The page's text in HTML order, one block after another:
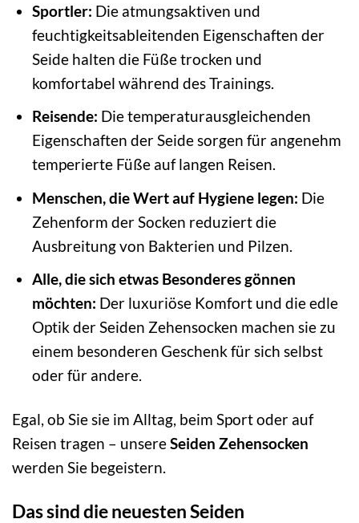
Sportler: Die atmungsaktiven und
feuchtigkeitsableitenden Eigenschaften der
Seide halten die Füße trocken und
komfortabel während des Trainings.
Reisende: Die temperaturausgleichenden
Eigenschaften der Seide sorgen für angenehm
temperierte Füße auf langen Reisen.
Menschen, die Wert auf Hygiene legen: Die
Zehenform der Socken reduziert die
Ausbreitung von Bakterien und Pilzen.
Alle, die sich etwas Besonderes gönnen
möchten: Der luxuriöse Komfort und die edle
Optik der Seiden Zehensocken machen sie zu
einem besonderen Geschenk für sich selbst
oder für andere.
Egal, ob Sie sie im Alltag, beim Sport oder auf
Reisen tragen – unsereSeiden Zehensocken
werden Sie begeistern.
Das sind die neuesten Seiden